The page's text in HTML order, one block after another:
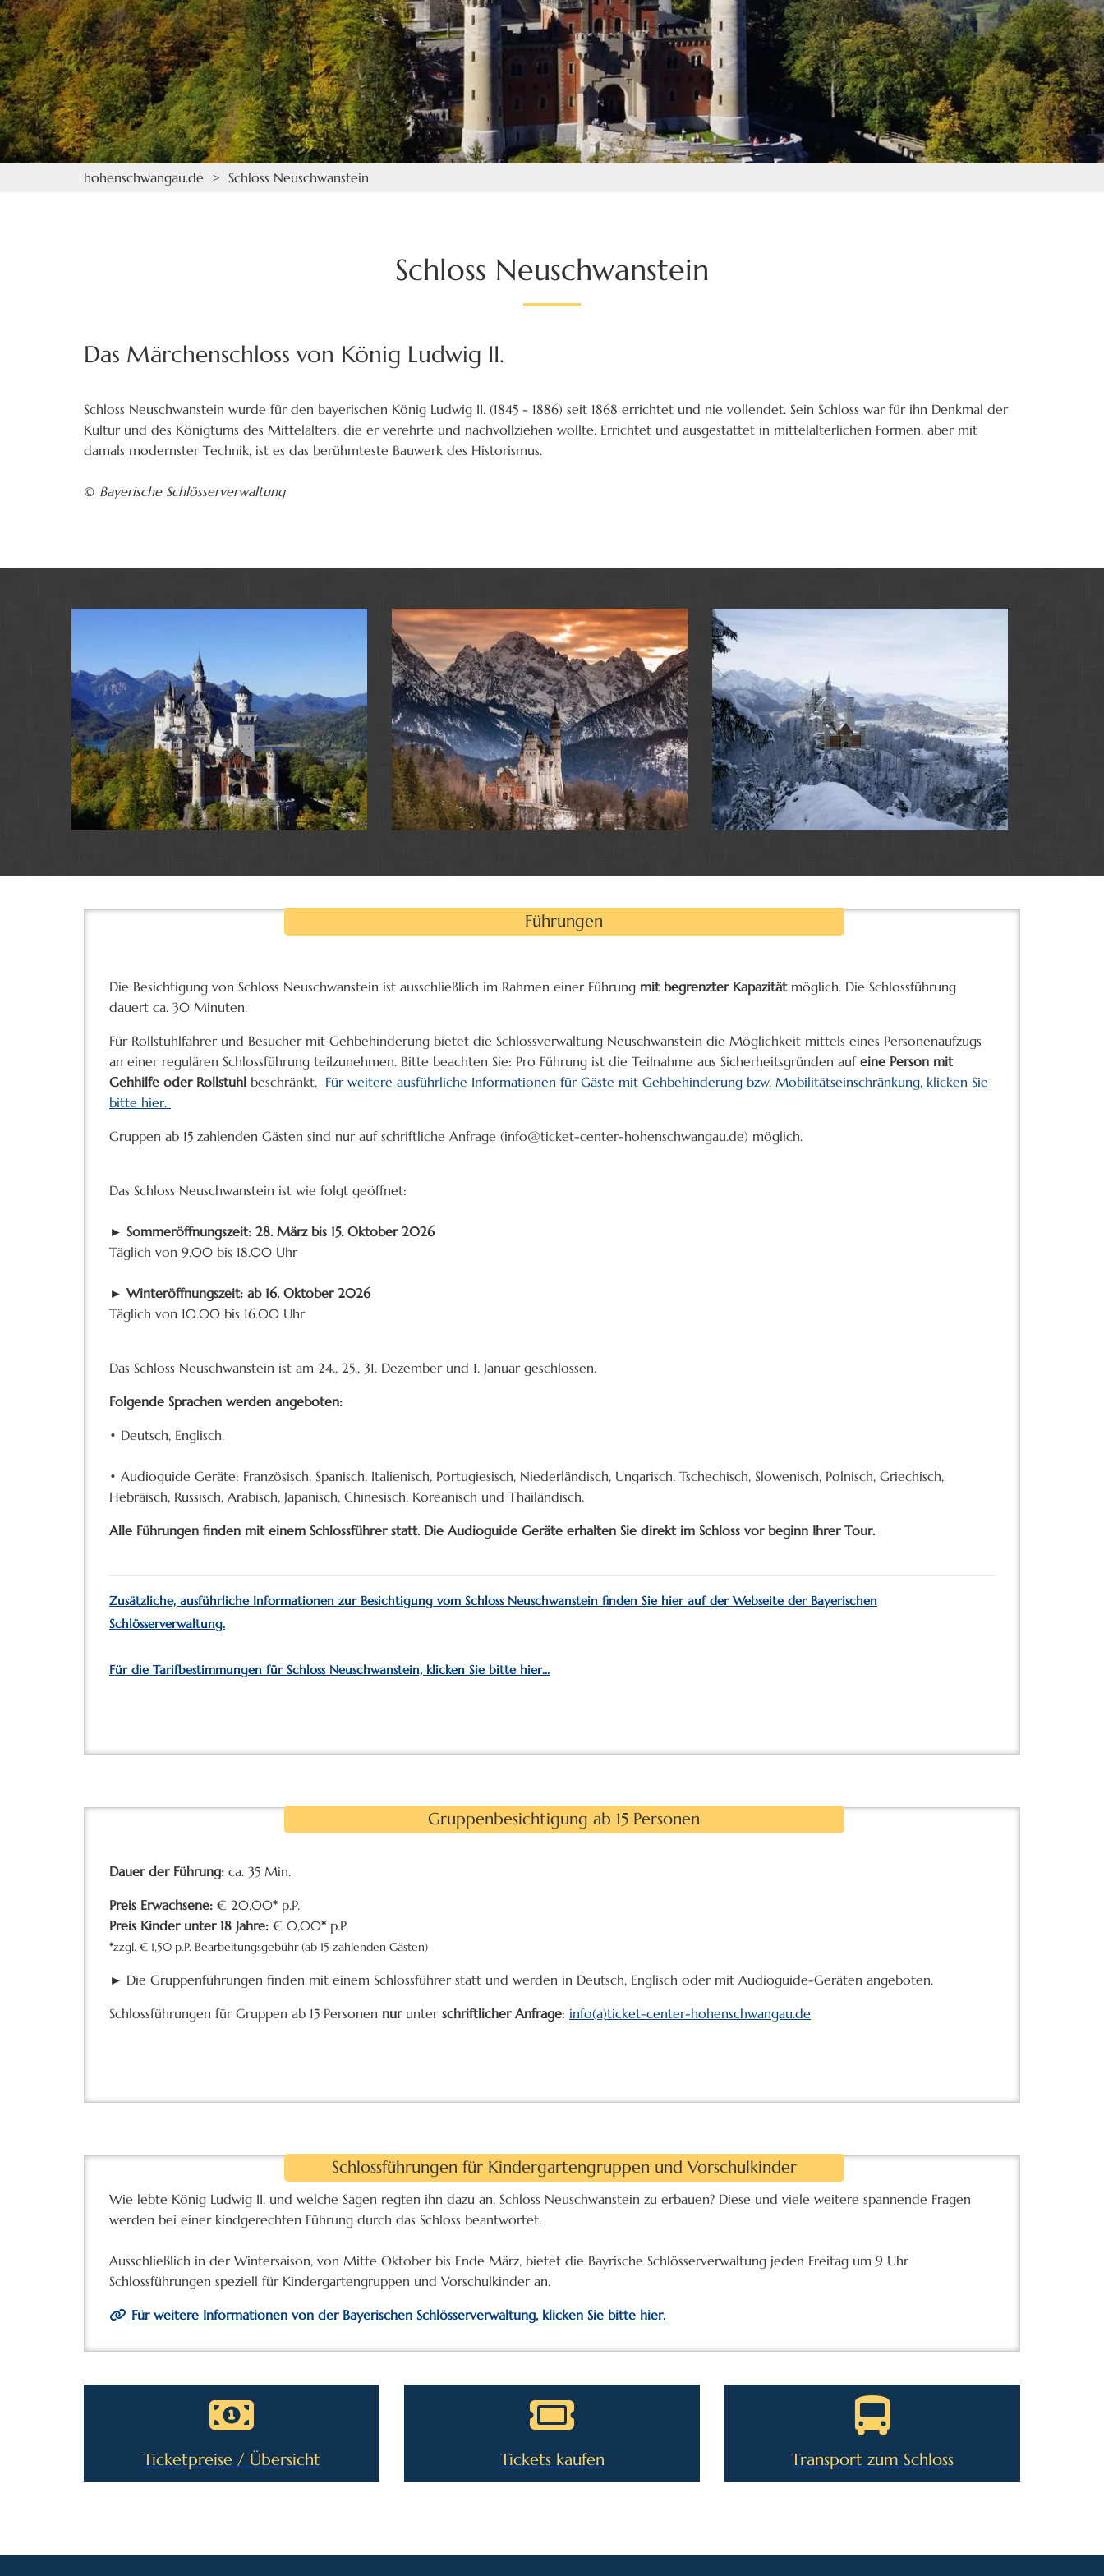
hohenschwangau.de > Schloss Neuschwanstein
Schloss Neuschwanstein
Das Märchenschloss von König Ludwig II.
Schloss Neuschwanstein wurde für den bayerischen König Ludwig II. (1845 - 1886) seit 1868 errichtet und nie vollendet. Sein Schloss war für ihn Denkmal der
Kultur und des Königtums des Mittelalters, die er verehrte und nachvollziehen wollte. Errichtet und ausgestattet in mittelalterlichen Formen, aber mit
damals modernster Technik, ist es das berühmteste Bauwerk des Historismus.
© Bayerische Schlösserverwaltung
Führungen
Die Besichtigung von Schloss Neuschwanstein ist ausschließlich im Rahmen einer Führung mit begrenzter Kapazität möglich. Die Schlossführung
dauert ca. 30 Minuten.
Für Rollstuhlfahrer und Besucher mit Gehbehinderung bietet die Schlossverwaltung Neuschwanstein die Möglichkeit mittels eines Personenaufzugs
an einer regulären Schlossführung teilzunehmen. Bitte beachten Sie: Pro Führung ist die Teilnahme aus Sicherheitsgründen auf eine Person mit
Gehhilfe oder Rollstuhl beschränkt. Für weitere ausführliche Informationen für Gäste mit Gehbehinderung bzw. Mobilitätseinschränkung, klicken Sie
bitte hier.
Gruppen ab 15 zahlenden Gästen sind nur auf schriftliche Anfrage (info@ticket-center-hohenschwangau.de) möglich.
Das Schloss Neuschwanstein ist wie folgt geöffnet:
► Sommeröffnungszeit: 28. März bis 15. Oktober 2026
Täglich von 9.00 bis 18.00 Uhr
► Winteröffnungszeit: ab 16. Oktober 2026
Täglich von 10.00 bis 16.00 Uhr
Das Schloss Neuschwanstein ist am 24., 25., 31. Dezember und 1. Januar geschlossen.
Folgende Sprachen werden angeboten:
• Deutsch, Englisch.
• Audioguide Geräte: Französisch, Spanisch, Italienisch, Portugiesisch, Niederländisch, Ungarisch, Tschechisch, Slowenisch, Polnisch, Griechisch,
Hebräisch, Russisch, Arabisch, Japanisch, Chinesisch, Koreanisch und Thailändisch.
Alle Führungen finden mit einem Schlossführer statt. Die Audioguide Geräte erhalten Sie direkt im Schloss vor beginn Ihrer Tour.
Zusätzliche, ausführliche Informationen zur Besichtigung vom Schloss Neuschwanstein finden Sie hier auf der Webseite der Bayerischen
Schlösserverwaltung.
Für die Tarifbestimmungen für Schloss Neuschwanstein, klicken Sie bitte hier...
Gruppenbesichtigung ab 15 Personen
Dauer der Führung: ca. 35 Min.
Preis Erwachsene: € 20,00* p.P.
Preis Kinder unter 18 Jahre: € 0,00* p.P.
*zzgl. € 1,50 p.P. Bearbeitungsgebühr (ab 15 zahlenden Gästen)
► Die Gruppenführungen finden mit einem Schlossführer statt und werden in Deutsch, Englisch oder mit Audioguide-Geräten angeboten.
Schlossführungen für Gruppen ab 15 Personen nurunter schriftlicher Anfrage: info(a)ticket-center-hohenschwangau.de
Schlossführungen für Kindergartengruppen und Vorschulkinder
Wie lebte König Ludwig II. und welche Sagen regten ihn dazu an, Schloss Neuschwanstein zu erbauen? Diese und viele weitere spannende Fragen
werden bei einer kindgerechten Führung durch das Schloss beantwortet.
Ausschließlich in der Wintersaison, von Mitte Oktober bis Ende März, bietet die Bayrische Schlösserverwaltung jeden Freitag um 9 Uhr
Schlossführungen speziell für Kindergartengruppen und Vorschulkinder an.
Für weitere Informationen von der Bayerischen Schlösserverwaltung, klicken Sie bitte hier.
Ticketpreise / Übersicht Tickets kaufen Transport zum Schloss